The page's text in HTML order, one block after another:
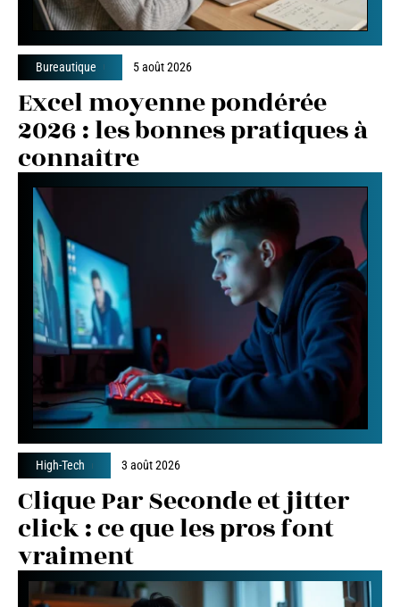
Bureautique 5 août 2026
Excel moyenne pondérée
2026 : les bonnes pratiques à
connaître
High-Tech 3 août 2026
Clique Par Seconde et jitter
click : ce que les pros font
vraiment